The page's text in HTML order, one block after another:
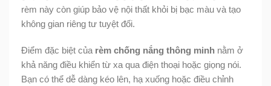
rèm này còn giúp bảo vệ nội thất khỏi bị bạc màu và tạo
không gian riêng tư tuyệt đối.
Điểm đặc biệt của rèm chống nắng thông minh nằm ở
khả năng điều khiển từ xa qua điện thoại hoặc giọng nói.
Bạn có thể dễ dàng kéo lên, hạ xuống hoặc điều chỉnh